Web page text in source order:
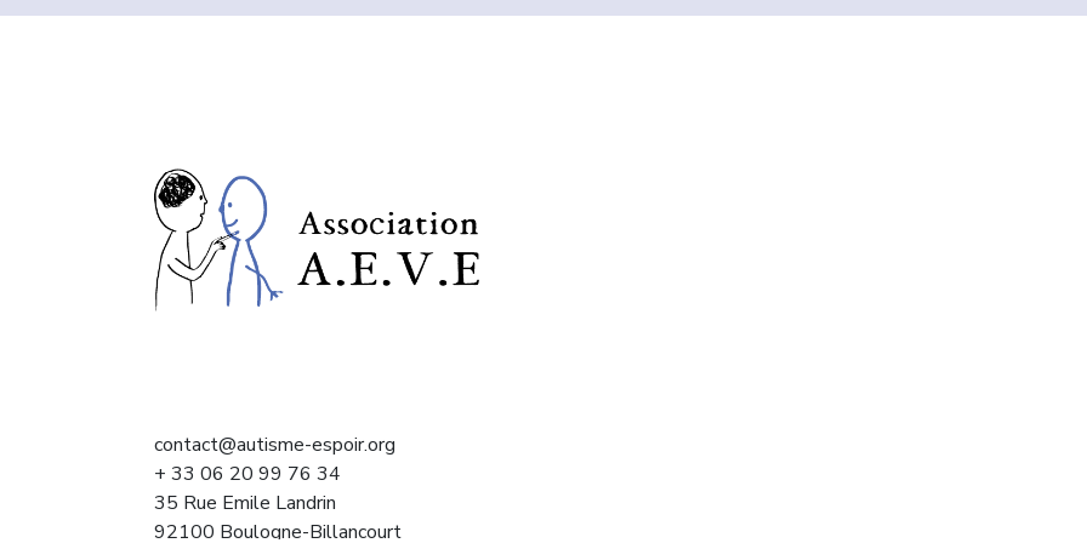
contact@autisme-espoir.org
+ 33 06 20 99 76 34
35 Rue Emile Landrin
92100 Boulogne-Billancourt